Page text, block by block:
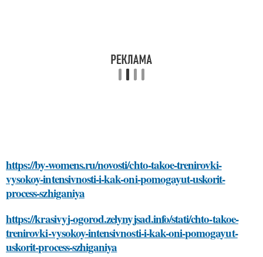
https://by-womens.ru/novosti/chto-takoe-trenirovki-
vysokoy-intensivnosti-i-kak-oni-pomogayut-uskorit-
process-szhiganiya
https://krasivyj-ogorod.zelynyjsad.info/stati/chto-takoe-
trenirovki-vysokoy-intensivnosti-i-kak-oni-pomogayut-
uskorit-process-szhiganiya